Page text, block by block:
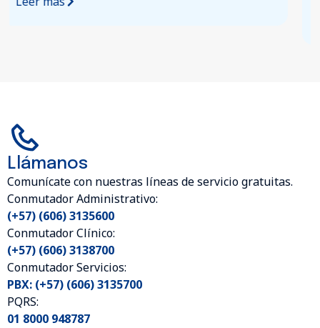
Llámanos
Comunícate con nuestras líneas de servicio gratuitas.
Conmutador Administrativo:
(+57) (606) 3135600
Conmutador Clínico:
(+57) (606) 3138700
Conmutador Servicios:
PBX: (+57) (606) 3135700
PQRS:
01 8000 948787